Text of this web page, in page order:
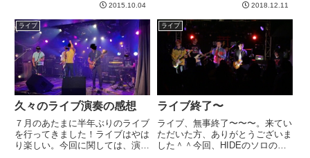
うございました！！今回、偶然自
宅に近い場所だったということも
あり、なんと息子のピアノの先生
まで来てくれて、今後の送り迎え
が超...
2015.10.04
SEAやりました＾＾自分個人的
にはLUNA SEAを全く通ってきて
ないので、どっかで聴い...
2018.12.11
ライブ
久々のライブ演奏の感想
７月のあたまに半年ぶりのライブ
を行ってきました！ライブはやは
り楽しい。今回に関しては、演奏
ライブ
ライブ終了〜
ライブ、無事終了〜〜〜。来てい
ただいた方、ありがとうございま
した＾＾今回、HIDEのソロの曲